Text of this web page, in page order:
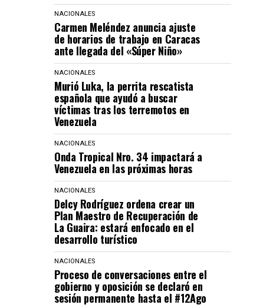
NACIONALES
Carmen Meléndez anuncia ajuste
de horarios de trabajo en Caracas
ante llegada del «Súper Niño»
NACIONALES
Murió Luka, la perrita rescatista
española que ayudó a buscar
víctimas tras los terremotos en
Venezuela
NACIONALES
Onda Tropical Nro. 34 impactará a
Venezuela en las próximas horas
NACIONALES
Delcy Rodríguez ordena crear un
Plan Maestro de Recuperación de
La Guaira: estará enfocado en el
desarrollo turístico
NACIONALES
Proceso de conversaciones entre el
gobierno y oposición se declaró en
sesión permanente hasta el #12Ago